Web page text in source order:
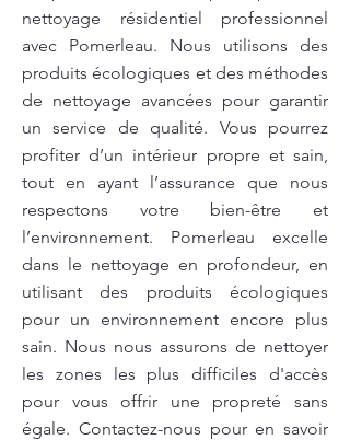
nettoyage résidentiel professionnel
avec Pomerleau. Nous utilisons des
produits écologiques et des méthodes
de nettoyage avancées pour garantir
un service de qualité. Vous pourrez
profiter d’un intérieur propre et sain,
tout en ayant l’assurance que nous
respectons votre bien-être et
l’environnement. Pomerleau excelle
dans le nettoyage en profondeur, en
utilisant des produits écologiques
pour un environnement encore plus
sain. Nous nous assurons de nettoyer
les zones les plus difficiles d'accès
pour vous offrir une propreté sans
égale. Contactez-nous pour en savoir